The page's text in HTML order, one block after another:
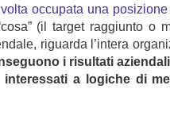
occupata una
(il target raggiunto o
riguarda l’intera
i risultati
a logiche di